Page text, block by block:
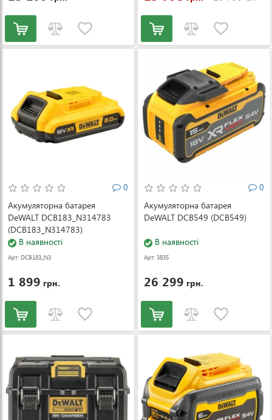
0
Акумуляторна батарея
DeWALT DCB183_N314783
(DCB183_N314783)
В наявності
Арт: DCB183_N3
1 899 грн.
0
Акумуляторна батарея
DeWALT DCB549 (DCB549)
В наявності
Арт: 3835
26 299 грн.